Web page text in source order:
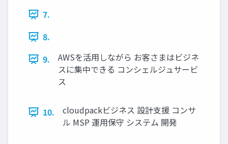
7.
8.
9.
AWSを活用しながら お客さまはビジネ
スに集中できる コンシェルジュサービ
ス
10.
cloudpackビジネス 設計支援 コンサ
ル MSP 運用保守 システム 開発